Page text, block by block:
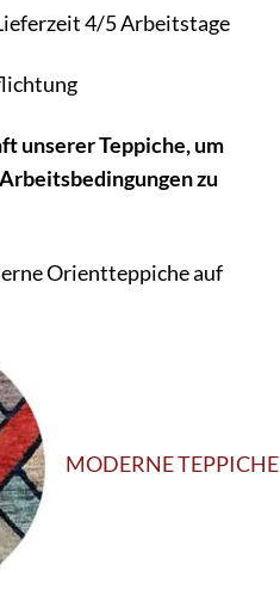
4/5 Arbeitstage
unserer Teppiche, um
zu
Orientteppiche auf
MODERNE TEPPICHE